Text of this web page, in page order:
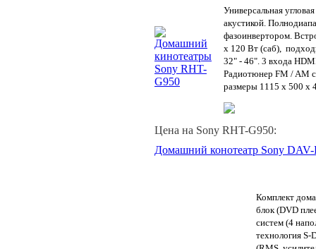
Универсальная
акустикой.
фазоинвертором.
х 120 Вт (саб),
32" - 46". 3 входа
Радиотюнер FM / AM
размеры 1115 x 500 x
Цена на Sony RHT-G950:
Домашний конотеатр Sony
Комплект
блок (DVD
систем (4
технология